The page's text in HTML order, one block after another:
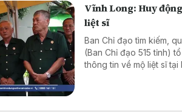
Vĩnh Long: Huy
liệt sĩ
Ban Chỉ đạo tìm kiếm,
(Ban Chỉ đạo 515 tỉnh)
thông tin về mộ liệt sĩ